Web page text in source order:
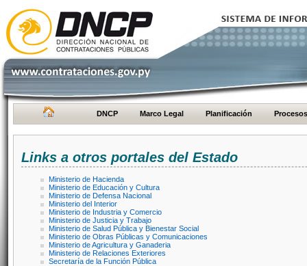
DNCP Marco Legal Planificación Procesos
Links a otros portales del Estado
Ministerio de Hacienda
Ministerio de Educación y Cultura
Ministerio de Defensa Nacional
Ministerio del Interior
Ministerio de Industria y Comercio
Ministerio de Justicia y Trabajo
Ministerio de Salud Pública y Bienestar Social
Ministerio de Obras Públicas y Comunicaciones
Ministerio de Agricultura y Ganaderia
Ministerio de Relaciones Exteriores
Secretaría de la Función Pública